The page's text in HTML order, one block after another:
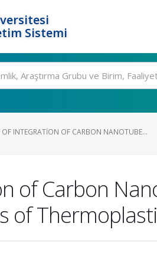
Sistemi
OF INTEGRATION OF CARBON NANOTUBE...
of Carbon
of